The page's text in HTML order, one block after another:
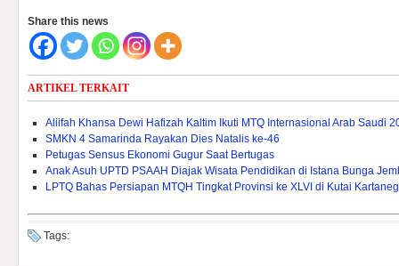
Share this news
ARTIKEL TERKAIT
Aliifah Khansa Dewi Hafizah Kaltim Ikuti MTQ Internasional Arab Saudi
SMKN 4 Samarinda Rayakan Dies Natalis ke-46
Petugas Sensus Ekonomi Gugur Saat Bertugas
Anak Asuh UPTD PSAAH Diajak Wisata Pendidikan di Istana Bunga
LPTQ Bahas Persiapan MTQH Tingkat Provinsi ke XLVI di Kutai
Tags: